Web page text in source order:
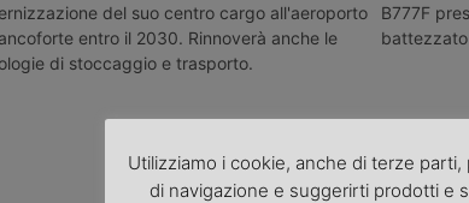
del suo centro cargo all'aeroporto
entro il 2030. Rinnoverà anche le
di stoccaggio e trasporto.
B777F
battezzato
Utilizziamo i cookie, anche di terze
di navigazione e suggerirti prodotti e